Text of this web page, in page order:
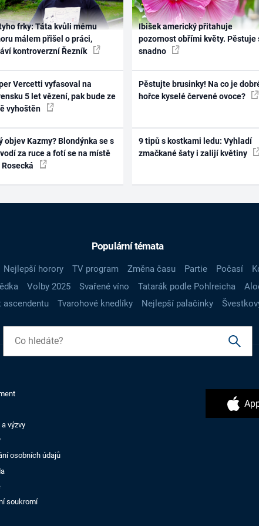
frky: Táta kvůli mému
málem přišel o práci,
kontroverzní Řezník
Vercetti vyfasoval na
5 let vězení, pak bude ze
vyhoštěn
objev Kazmy? Blondýnka se s
za ruce a fotí se na místě
Ibišek americký přitahuje
pozornost obřími květy. Pěstuje
snadno
Pěstujte brusinky! Na co je
hořce kyselé červené ovoce?
9 tipů s kostkami ledu: Vyhladí
zmačkané šaty i zalijí květiny
Populární témata
Nejlepší horory TV program Změna času Partie Počasí
Volby 2025 Svařené víno Tatarák podle Pohlreicha
ascendentu
Tvarohové knedlíky Nejlepší palačinky
výzvy
osobních údajů
soukromí